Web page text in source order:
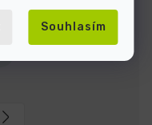
Souhlasím